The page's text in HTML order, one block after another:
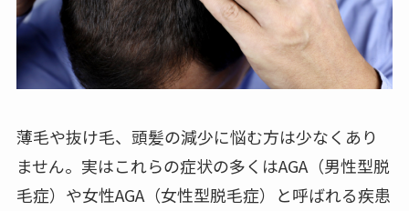
薄毛や抜け毛、頭髪の減少に悩む方は少なくあり
ません。実はこれらの症状の多くはAGA（男性型脱
毛症）や女性AGA（女性型脱毛症）と呼ばれる疾患